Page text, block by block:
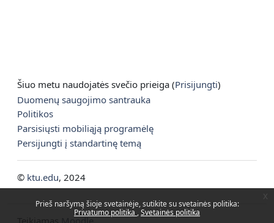
Prieš naršymą šioje svetainėje, sutikite su svetainės politika:
Privatumo politika Svetainės politika
Šiuo metu naudojatės svečio prieiga (Prisijungti)
Duomenų saugojimo santrauka
Politikos
Parsisiųsti mobiliąją programėlę
Persijungti į standartinę temą
© ktu.edu, 2024